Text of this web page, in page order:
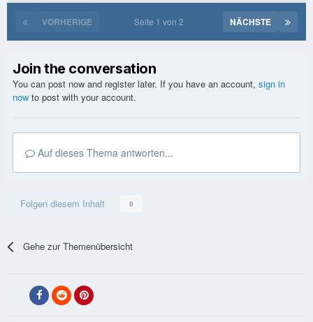
VORHERIGE NÄCHSTE
Seite 1 von 2
Join the conversation
You can post now and register later. If you have an account, sign in
now to post with your account.
Auf dieses Thema antworten...
Folgen diesem Inhalt 0
Gehe zur Themenübersicht